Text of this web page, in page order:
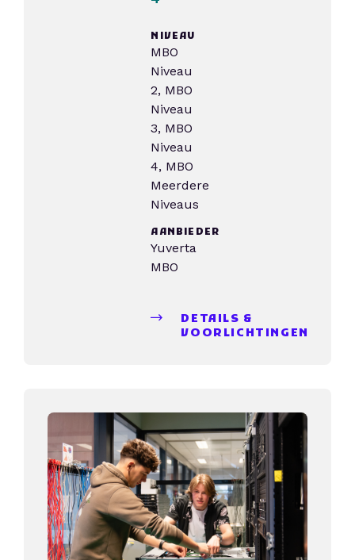
NIVEAU
MBO
Niveau
2, MBO
Niveau
3, MBO
Niveau
4, MBO
Meerdere
Niveaus
AANBIEDER
Yuverta
MBO
DETAILS &
VOORLICHTINGEN